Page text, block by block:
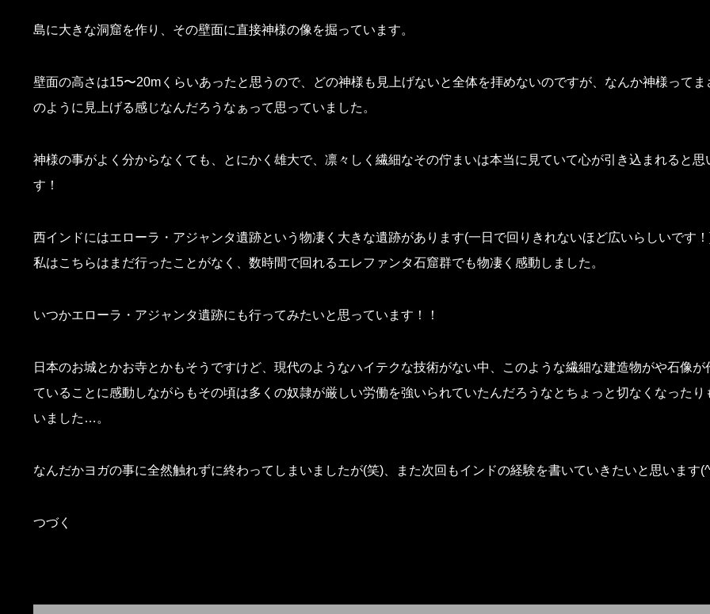
島に大きな洞窟を作り、その壁面に直接神様の像を掘っています。
壁面の高さは15〜20mくらいあったと思うので、どの神様も見上げないと全体を拝めないのですが、なんか神様ってま
のように見上げる感じなんだろうなぁって思っていました。
神様の事がよく分からなくても、とにかく雄大で、凛々しく繊細なその佇まいは本当に見ていて心が引き込まれると思
す！
西インドにはエローラ・アジャンタ遺跡という物凄く大きな遺跡があります(一日で回りきれないほど広いらしいです！)
私はこちらはまだ行ったことがなく、数時間で回れるエレファンタ石窟群でも物凄く感動しました。
いつかエローラ・アジャンタ遺跡にも行ってみたいと思っています！！
日本のお城とかお寺とかもそうですけど、現代のようなハイテクな技術がない中、このような繊細な建造物がや石像が
ていることに感動しながらもその頃は多くの奴隷が厳しい労働を強いられていたんだろうなとちょっと切なくなったり
いました…。
なんだかヨガの事に全然触れずに終わってしまいましたが(笑)、また次回もインドの経験を書いていきたいと思います
つづく